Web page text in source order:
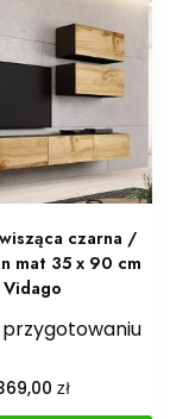
czarna /
mat 35 x 90 cm
Vidago
zł